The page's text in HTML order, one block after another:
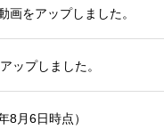
をアップしました。
ップしました。
8月6日時点）